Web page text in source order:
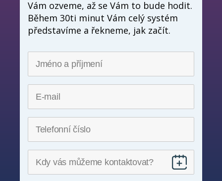
Vám ozveme, až se Vám to bude hodit.
Během 30ti minut Vám celý systém
představíme a řekneme, jak začít.